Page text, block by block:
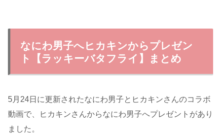
なにわ男子へヒカキンからプレゼン
ト【ラッキーバタフライ】まとめ
5月24日に更新されたなにわ男子とヒカキンさんのコラボ
動画で、ヒカキンさんからなにわ男子へプレゼントがあり
ました。